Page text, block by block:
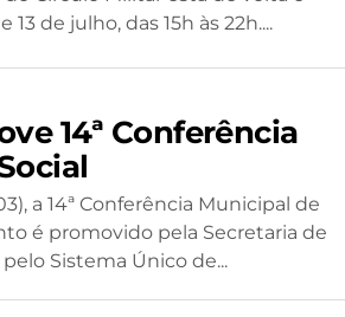
13 de julho, das 15h às 22h....
14ª Conferência
a 14ª Conferência Municipal de
é promovido pela Secretaria de
Sistema Único de...